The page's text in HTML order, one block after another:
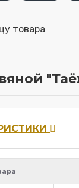
товара